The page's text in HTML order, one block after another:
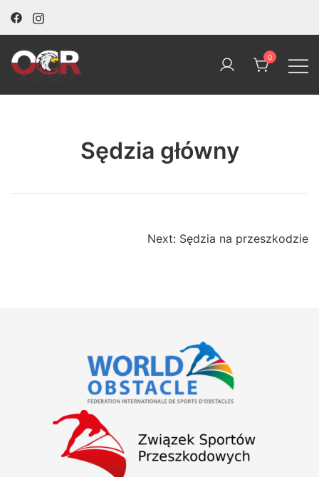
Skip
OCR Polska
0
Sędzia główny
Next: Sędzia na przeszkodzie